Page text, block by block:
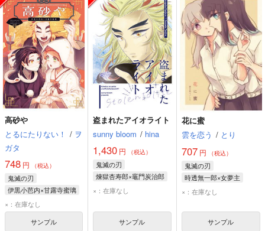
高砂や
とるにたりない！ / ヲ
ガタ
748 円 （税込）
鬼滅の刃
伊黒小芭内×甘露寺蜜璃
伊黒小芭内
甘露寺蜜璃
煉獄杏寿郎
×：在庫なし
サンプル
盗まれたアイオライト
sunny bloom / hina
1,430 円 （税込）
鬼滅の刃
煉獄杏寿郎×竈門炭治郎
煉獄杏寿郎
×：在庫なし
サンプル
花に蜜
雲を恋う / とり
707円 （税込）
鬼滅の刃
時透無一郎×女夢主
時透無一郎
×：在庫なし
サンプル